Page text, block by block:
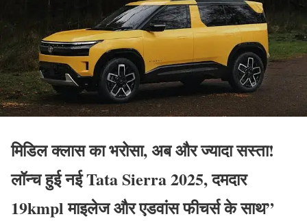
मिडिल क्लास का भरोसा, अब और ज्यादा सस्ता!
लॉन्च हुई नई Tata Sierra 2025, दमदार
19kmpl माइलेज और एडवांस फीचर्स के साथ”